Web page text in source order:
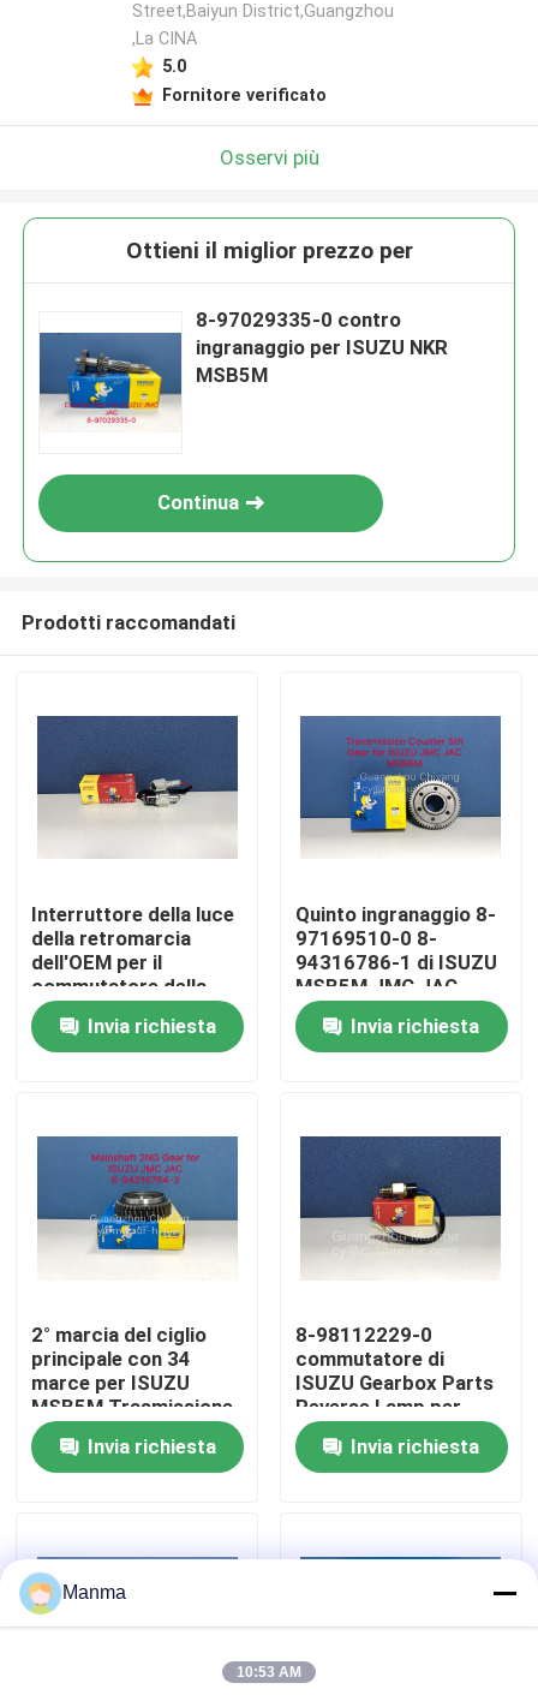
Casa
Circa noi
Giro della fabbrica
Contattici
Richieda una citazione
ISUZU Truck Parts
Street,Baiyun District,Guangzhou
,La CINA
5.0
Fornitore verificato
Osservi più
Ottieni il miglior prezzo per
8-97029335-0 contro
ingranaggio per ISUZU NKR
MSB5M
Continua
Prodotti raccomandati
Interruttore della luce
della retromarcia
dell'OEM per il
commutatore della
lampada di inverso M-
5035 di JAC 1040
Invia richiesta
Quinto ingranaggio 8-
97169510-0 8-
94316786-1 di ISUZU
MSB5M JMC JAC
Transmission Counter
Invia richiesta
2° marcia del ciglio
principale con 34
marce per ISUZU
MSB5M Trasmissione
2° marcia Compatibile
con i modelli JMC JAC
Invia richiesta
8-98112229-0
commutatore di
ISUZU Gearbox Parts
Reverse Lamp per
ISUZU MSB5M JMC
1030 Invia richiesta
Manma
10:53 AM